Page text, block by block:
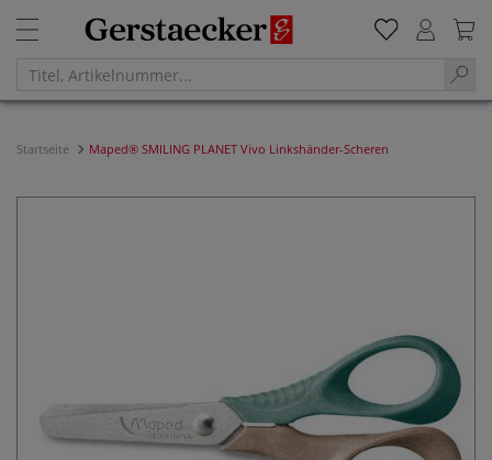
Startseite Maped® SMILING PLANET Vivo Linkshänder-Scheren